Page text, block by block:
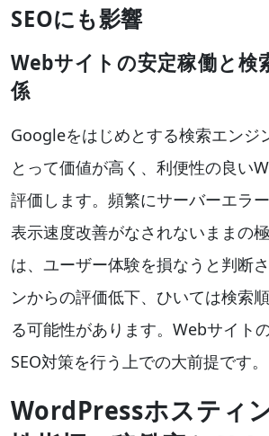
SEOにも影響
Webサイトの安定稼働と検
係
Googleをはじめとする検索エンジ
とって価値が高く、利便性の良い
評価します。頻繁にサーバーエラー
表示速度改善がなされないままの
は、ユーザー体験を損なうと判断
ンからの評価低下、ひいては検索
る可能性があります。Webサイト
SEO対策を行う上での大前提です。
WordPressホスティ